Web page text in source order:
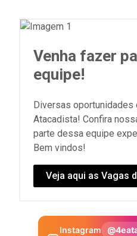
Venha fazer
equipe!
Diversas oportunidades
Atacadista! Confira
parte dessa equipe
Bem vindos!
Veja aqui as Vagas
Instagram